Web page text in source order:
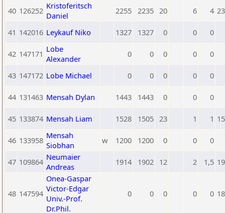
40 126252 Kristoferitsch
Daniel
2255 2235 20 6 4
41 142016 Leykauf Niko 1327 1327 0 0 0
42 147171 Lobe
Alexander
0 0 0 0 0
43 147172 Lobe Michael 0 0 0 0 0
44 131463 Mensah Dylan 1443 1443 0 0 0
45 133874 Mensah Liam 1528 1505 23 1 1
46 133958 Mensah
Siobhan
w 1200 1200 0 0 0
47 109864 Neumaier
Andreas
1914 1902 12 2 1,5
48 147594
Onea-Gaspar
Victor-Edgar
Univ.-Prof.
Dr.Phil.
0 0 0 0 0